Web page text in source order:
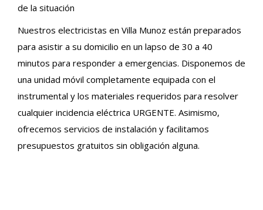
de la situación
Nuestros electricistas en Villa Munoz están preparados
para asistir a su domicilio en un lapso de 30 a 40
minutos para responder a emergencias. Disponemos de
una unidad móvil completamente equipada con el
instrumental y los materiales requeridos para resolver
cualquier incidencia eléctrica URGENTE. Asimismo,
ofrecemos servicios de instalación y facilitamos
presupuestos gratuitos sin obligación alguna.